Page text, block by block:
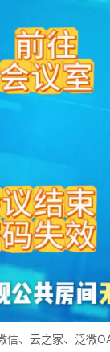
信、云之家、泛微